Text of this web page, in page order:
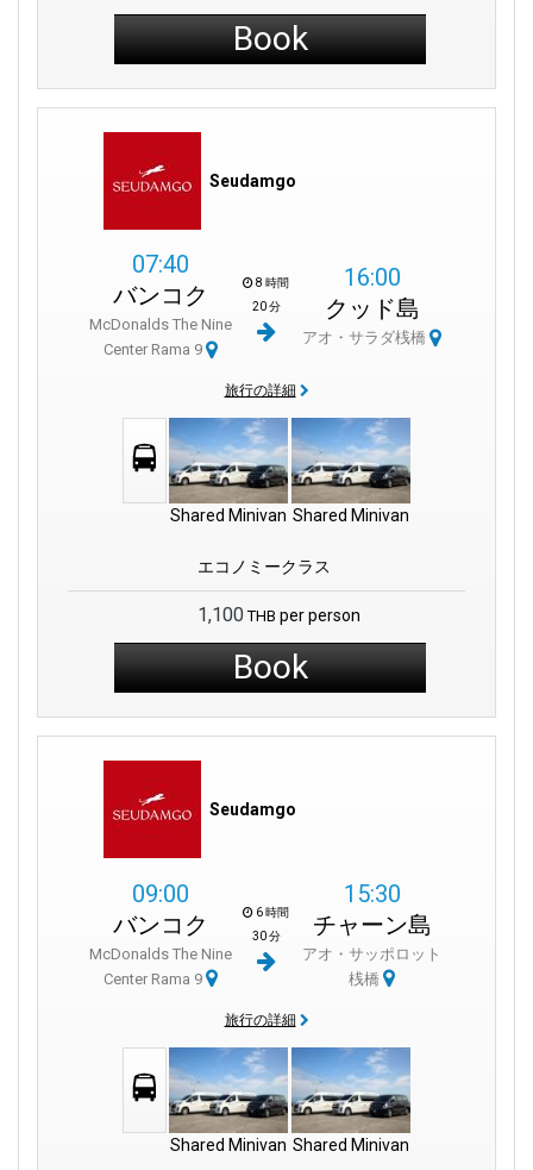
Book
Seudamgo
07:40
バンコク
McDonalds The Nine
Center Rama 9
8 時間
20 分
16:00
クッド島
アオ・サラダ桟橋
旅行の詳細
Shared Minivan Shared Minivan
エコノミークラス
1,100 THB per person
Book
Seudamgo
09:00
バンコク
McDonalds The Nine
Center Rama 9
6 時間
30 分
15:30
チャーン島
アオ・サッポロット
桟橋
旅行の詳細
Shared Minivan Shared Minivan